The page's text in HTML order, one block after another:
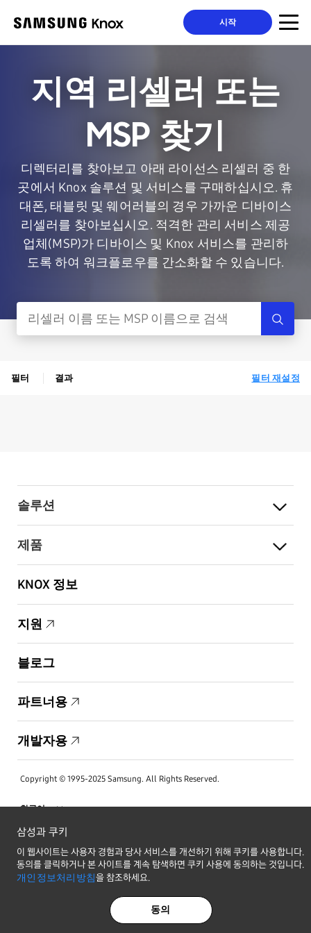
시작
지역 리셀러 또는
MSP 찾기
디렉터리를 찾아보고 아래 라이선스 리셀러 중 한
곳에서 Knox 솔루션 및 서비스를 구매하십시오. 휴
대폰, 태블릿 및 웨어러블의 경우 가까운 디바이스
리셀러를 찾아보십시오. 적격한 관리 서비스 제공
업체(MSP)가 디바이스 및 Knox 서비스를 관리하
도록 하여 워크플로우를 간소화할 수 있습니다.
필터 결과 필터 재설정
솔루션
제품
KNOX 정보
지원
블로그
파트너용
개발자용
Copyright © 1995-2025 Samsung. All Rights Reserved.
최신 소식 받기
법적
삼성과 쿠키
이 웹사이트는 사용자 경험과 당사 서비스를 개선하기 위해 쿠키를 사용합니다.
동의를 클릭하거나 본 사이트를 계속 탐색하면 쿠키 사용에 동의하는 것입니다.
개인정보처리방침을 참조하세요.
동의